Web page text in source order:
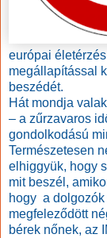
európai
megállapítással
beszédét.
Hát mondja
– a zűrzavaros
gondolkodású
Természetesen
elhiggyük, hogy
mit beszél,
hogy a
megfeleződött
bérek nőnek, az